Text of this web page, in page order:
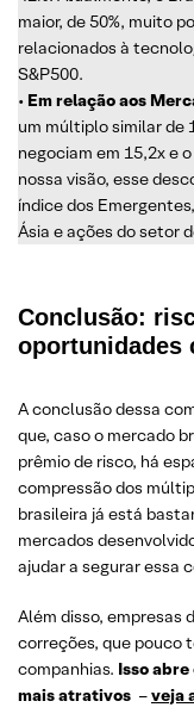
maior, de 50%, muito
relacionados à
S&P500.
• Em relação aos
um múltiplo similar de
negociam em 15,2x e
nossa visão, esse
índice dos
Ásia e ações do setor
Conclusão:
oportunidades
A conclusão dessa
que, caso o mercado
prêmio de risco, há
compressão dos
brasileira já está
mercados
ajudar a segurar essa
Além disso, empresas
correções, que pouco
companhias. Isso
mais atrativos –veja